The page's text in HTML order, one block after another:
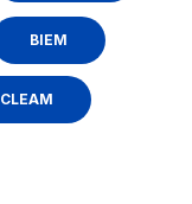
BIEM
CLEAM